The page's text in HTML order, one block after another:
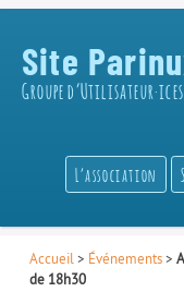
Site
Groupe
L’association
Accueil > Événements>
de 18h30